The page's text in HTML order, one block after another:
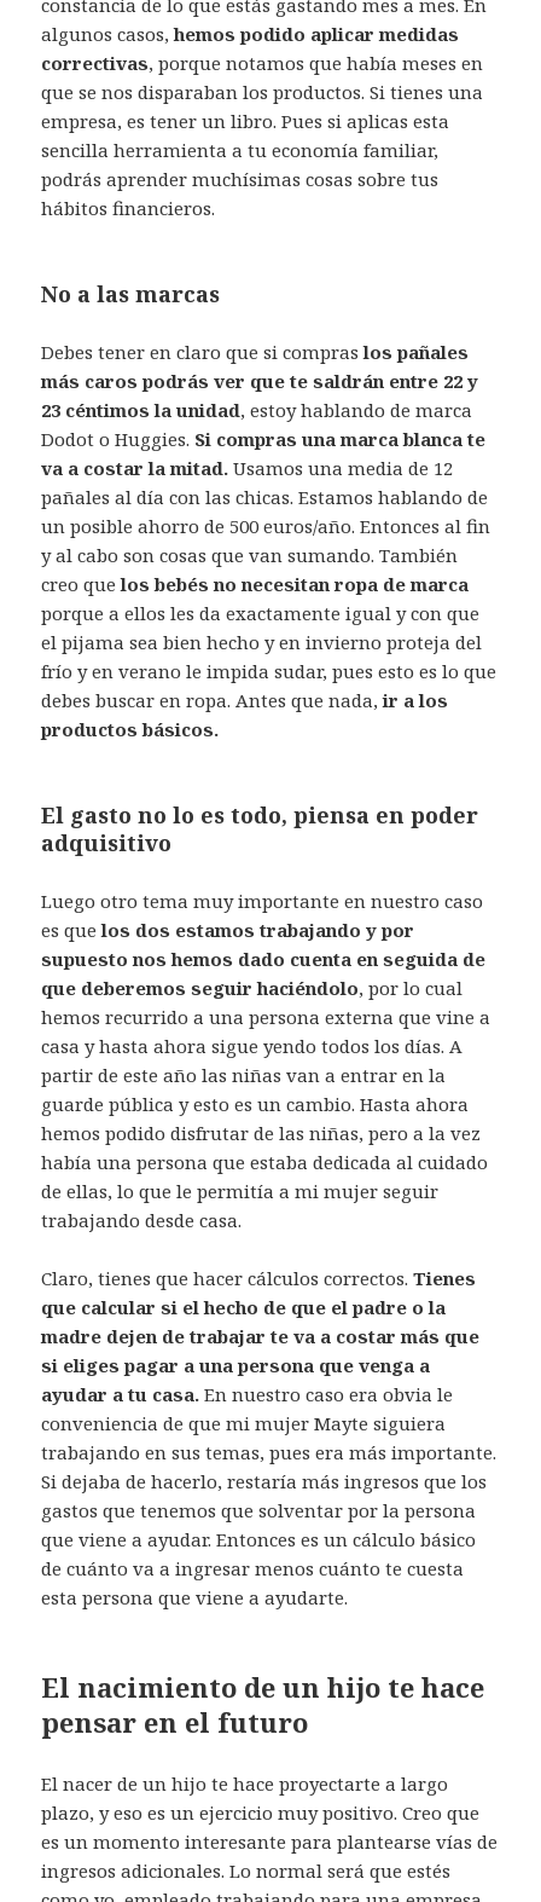
constancia de lo que estás gastando mes a mes. En
algunos casos,hemos podido aplicar medidas
correctivas, porque notamos que había meses en
que se nos disparaban los productos. Si tienes una
empresa, es tener un libro. Pues si aplicas esta
sencilla herramienta a tu economía familiar,
podrás aprender muchísimas cosas sobre tus
hábitos financieros.
No a las marcas
Debes tener en claro que si compraslos pañales
más caros podrás ver que te saldrán entre 22 y
23 céntimos la unidad, estoy hablando de marca
Dodot o Huggies. Si compras una marca blanca te
va a costar la mitad. Usamos una media de 12
pañales al día con las chicas. Estamos hablando de
un posible ahorro de 500 euros/año. Entonces al fin
y al cabo son cosas que van sumando. También
creo quelos bebés no necesitan ropa de marca
porque a ellos les da exactamente igual y con que
el pijama sea bien hecho y en invierno proteja del
frío y en verano le impida sudar, pues esto es lo que
debes buscar en ropa. Antes que nada,ir a los
productos básicos.
El gasto no lo es todo, piensa en poder
adquisitivo
Luego otro tema muy importante en nuestro caso
es quelos dos estamos trabajando y por
supuesto nos hemos dado cuenta en seguida de
que deberemos seguir haciéndolo, por lo cual
hemos recurrido a una persona externa que vine a
casa y hasta ahora sigue yendo todos los días. A
partir de este año las niñas van a entrar en la
guarde pública y esto es un cambio. Hasta ahora
hemos podido disfrutar de las niñas, pero a la vez
había una persona que estaba dedicada al cuidado
de ellas, lo que le permitía a mi mujer seguir
trabajando desde casa.
Claro, tienes que hacer cálculos correctos.Tienes
que calcular si el hecho de que el padre o la
madre dejen de trabajar te va a costar más que
si eliges pagar a una persona que venga a
ayudar a tu casa. En nuestro caso era obvia le
conveniencia de que mi mujer Mayte siguiera
trabajando en sus temas, pues era más importante.
Si dejaba de hacerlo, restaría más ingresos que los
gastos que tenemos que solventar por la persona
que viene a ayudar. Entonces es un cálculo básico
de cuánto va a ingresar menos cuánto te cuesta
esta persona que viene a ayudarte.
El nacimiento de un hijo te hace
pensar en el futuro
El nacer de un hijo te hace proyectarte a largo
plazo, y eso es un ejercicio muy positivo. Creo que
es un momento interesante para plantearse vías de
ingresos adicionales. Lo normal será que estés